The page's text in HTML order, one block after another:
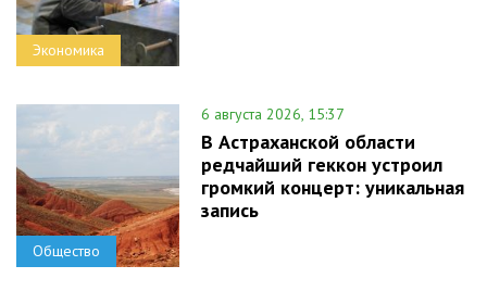
Экономика
Общество
6 августа 2026, 15:37
В Астраханской области
редчайший геккон устроил
громкий концерт: уникальная
запись